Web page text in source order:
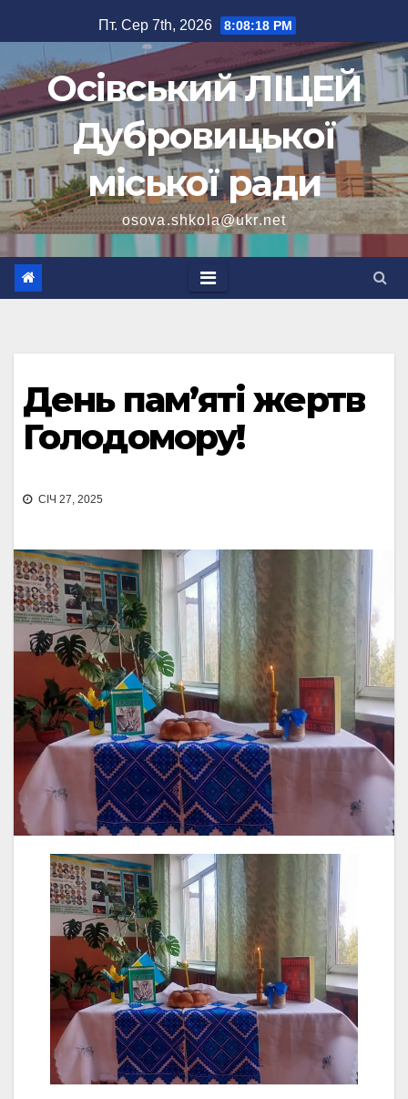
до
вмісту
Пт. Сер 7th, 2026 8:08:19 PM
Осівський ЛІЦЕЙ
Дубровицької
міської ради
osova.shkola@ukr.net
День пам’яті жертв
Голодомору!
СІЧ 27, 2025